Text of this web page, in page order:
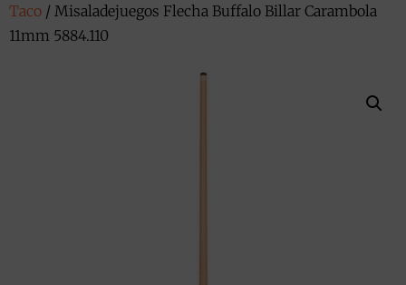
Taco / Misaladejuegos Flecha Buffalo Billar Carambola
11mm 5884.110